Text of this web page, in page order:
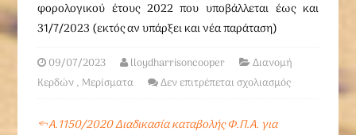
φορολογικού έτους 2022 που υποβάλλεται έως και
31/7/2023 (εκτός αν υπάρξει και νέα παράταση)
09/07/2023 lloydharrisoncooper
Διανομή
Κερδών, Μερίσματα Δεν επιτρέπεται σχολιασμός
←Α.1150/2020 Διαδικασία καταβολής Φ.Π.Α. για